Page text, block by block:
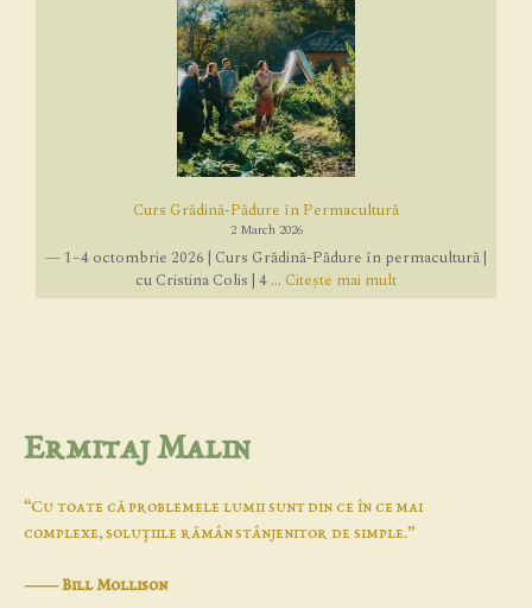
Curs Grădină-Pădure în Permacultură
2 March 2026
— 1–4 octombrie 2026 | Curs Grădină-Pădure în permacultură |
cu Cristina Colis | 4 ... Citește mai mult
Ermitaj Malin
“Cu toate că problemele lumii sunt din ce în ce mai
complexe, soluţiile rămân stânjenitor de simple.”
―Bill Mollison